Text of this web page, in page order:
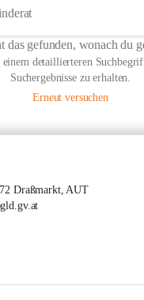
das gefunden, wonach du
einem detaillierteren
Suchergebnisse zu erhalten.
Erneut versuchen
Draßmarkt, AUT